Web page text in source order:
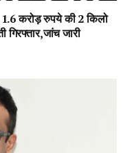
1.6 करोड़ रुपये की 2 किलो
गिरफ्तार,जांच जारी